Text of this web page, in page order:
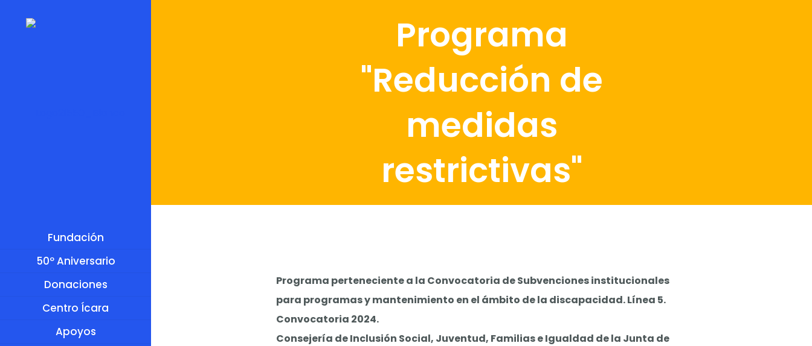
Fundación
50º Aniversario
Donaciones
Centro Ícara
Apoyos
Programa
"Reducción de
medidas
restrictivas"
Programa perteneciente a la Convocatoria de Subvenciones institucionales
para programas y mantenimiento en el ámbito de la discapacidad. Línea 5.
Convocatoria 2024.
Consejería de Inclusión Social, Juventud, Familias e Igualdad de la Junta de